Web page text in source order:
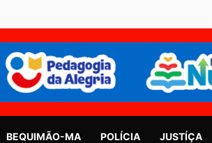
BEQUIMÃO-MA POLÍCIA JUSTÍÇA